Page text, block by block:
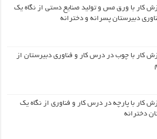
کار با ورق مس و تولید صنایع دستی از نگاه یک
دبیرستان پسرانه و دخترانه
کار با چوب در درس کار و فناوری دبیرستان از
کار با پارچه در درس کار و فناوری از نگاه یک
دخترانه